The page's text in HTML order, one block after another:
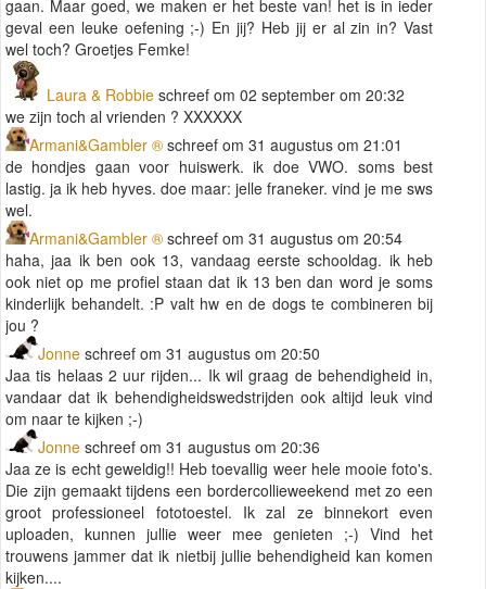
gaan. Maar goed, we maken er het beste van! het is in ieder
geval een leuke oefening ;-) En jij? Heb jij er al zin in? Vast
wel toch? Groetjes Femke!
Laura & Robbie schreef om 02 september om 20:32
we zijn toch al vrienden ? XXXXXX
Armani&Gambler ® schreef om 31 augustus om 21:01
de hondjes gaan voor huiswerk. ik doe VWO. soms best
lastig. ja ik heb hyves. doe maar: jelle franeker. vind je me sws
wel.
Armani&Gambler ® schreef om 31 augustus om 20:54
haha, jaa ik ben ook 13, vandaag eerste schooldag. ik heb
ook niet op me profiel staan dat ik 13 ben dan word je soms
kinderlijk behandelt. :P valt hw en de dogs te combineren bij
jou ?
Jonne schreef om 31 augustus om 20:50
Jaa tis helaas 2 uur rijden... Ik wil graag de behendigheid in,
vandaar dat ik behendigheidswedstrijden ook altijd leuk vind
om naar te kijken ;-)
Jonne schreef om 31 augustus om 20:36
Jaa ze is echt geweldig!! Heb toevallig weer hele mooie foto's.
Die zijn gemaakt tijdens een bordercollieweekend met zo een
groot professioneel fototoestel. Ik zal ze binnekort even
uploaden, kunnen jullie weer mee genieten ;-) Vind het
trouwens jammer dat ik nietbij jullie behendigheid kan komen
kijken....